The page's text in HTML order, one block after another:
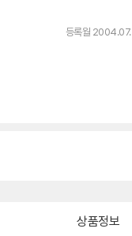
등록월 2004.07.
상품정보